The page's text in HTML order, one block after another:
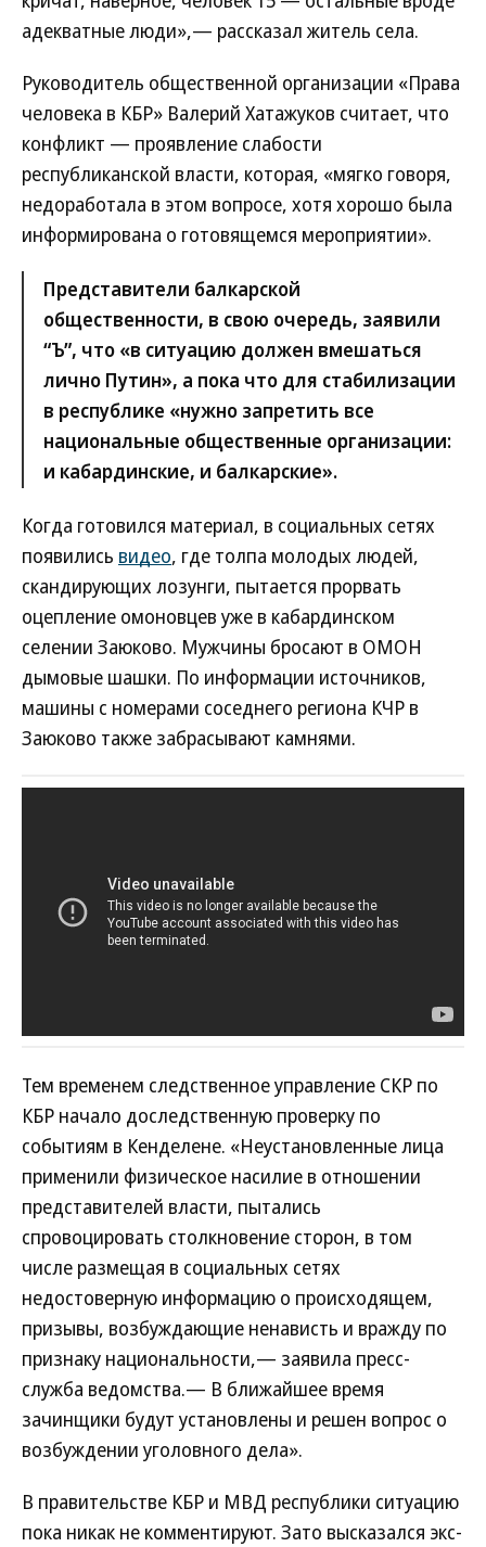
адекватные люди»,— рассказал житель села.
Руководитель общественной организации «Права
человека в КБР» Валерий Хатажуков считает, что
конфликт — проявление слабости
республиканской власти, которая, «мягко говоря,
недоработала в этом вопросе, хотя хорошо была
информирована о готовящемся мероприятии».
Представители балкарской
общественности, в свою очередь, заявили
“Ъ”, что «в ситуацию должен вмешаться
лично Путин», а пока что для стабилизации
в республике «нужно запретить все
национальные общественные организации:
и кабардинские, и балкарские».
Когда готовился материал, в социальных сетях
появились видео, где толпа молодых людей,
скандирующих лозунги, пытается прорвать
оцепление омоновцев уже в кабардинском
селении Заюково. Мужчины бросают в ОМОН
дымовые шашки. По информации источников,
машины с номерами соседнего региона КЧР в
Заюково также забрасывают камнями.
Тем временем следственное управление СКР по
КБР начало доследственную проверку по
событиям в Кенделене. «Неустановленные лица
применили физическое насилие в отношении
представителей власти, пытались
спровоцировать столкновение сторон, в том
числе размещая в социальных сетях
недостоверную информацию о происходящем,
призывы, возбуждающие ненависть и вражду по
признаку национальности,— заявила пресс-
служба ведомства.— В ближайшее время
зачинщики будут установлены и решен вопрос о
возбуждении уголовного дела».
В правительстве КБР и МВД республики ситуацию
пока никак не комментируют. Зато высказался экс-